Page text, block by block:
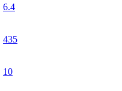
6.4
435
10